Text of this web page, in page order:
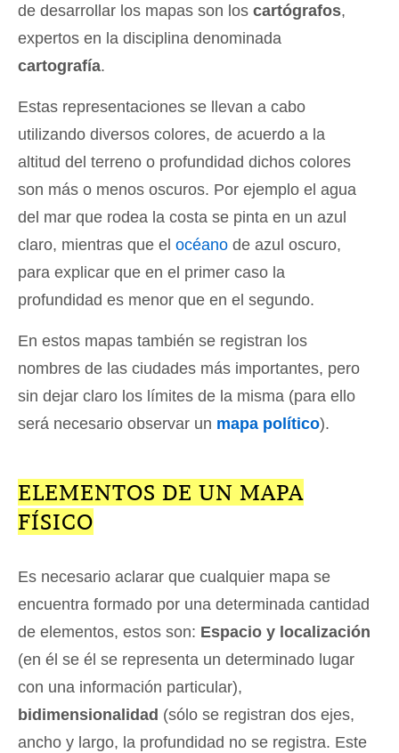
de desarrollar los mapas son los cartógrafos,
expertos en la disciplina denominada
cartografía.
Estas representaciones se llevan a cabo
utilizando diversos colores, de acuerdo a la
altitud del terreno o profundidad dichos colores
son más o menos oscuros. Por ejemplo el agua
del mar que rodea la costa se pinta en un azul
claro, mientras que el océano de azul oscuro,
para explicar que en el primer caso la
profundidad es menor que en el segundo.
En estos mapas también se registran los
nombres de las ciudades más importantes, pero
sin dejar claro los límites de la misma (para ello
será necesario observar un mapa político).
ELEMENTOS DE UN MAPA
FÍSICO
Es necesario aclarar que cualquier mapa se
encuentra formado por una determinada cantidad
de elementos, estos son: Espacio y localización
(en él se él se representa un determinado lugar
con una información particular),
bidimensionalidad (sólo se registran dos ejes,
ancho y largo, la profundidad no se registra. Este